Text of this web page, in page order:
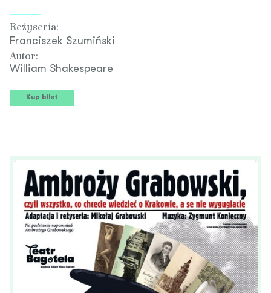
Reżyseria:
Franciszek Szumiński
Autor:
William Shakespeare
Kup bilet